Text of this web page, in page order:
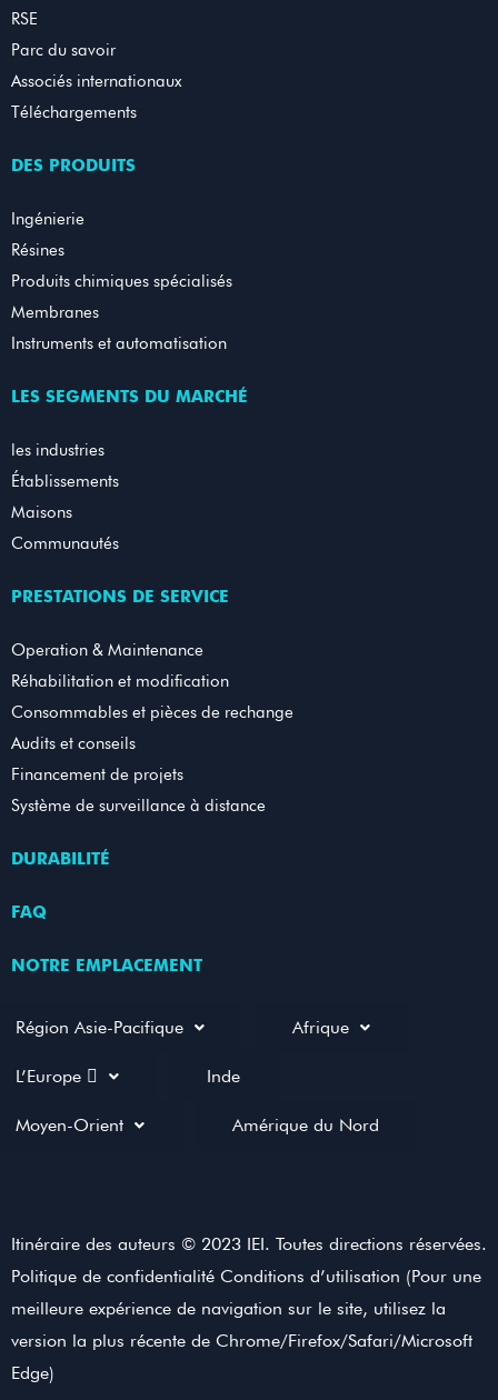
RSE
Parc du savoir
Associés internationaux
Téléchargements
DES PRODUITS
Ingénierie
Résines
Produits chimiques spécialisés
Membranes
Instruments et automatisation
LES SEGMENTS DU MARCHÉ
les industries
Établissements
Maisons
Communautés
PRESTATIONS DE SERVICE
Operation & Maintenance
Réhabilitation et modification
Consommables et pièces de rechange
Audits et conseils
Financement de projets
Système de surveillance à distance
DURABILITÉ
FAQ
NOTRE EMPLACEMENT
Région Asie-Pacifique Afrique
L’Europe  Inde
Moyen-Orient Amérique du Nord
Itinéraire des auteurs © 2023 IEI. Toutes directions réservées.
Politique de confidentialité Conditions d’utilisation (Pour une
meilleure expérience de navigation sur le site, utilisez la
version la plus récente de Chrome/Firefox/Safari/Microsoft
Edge)